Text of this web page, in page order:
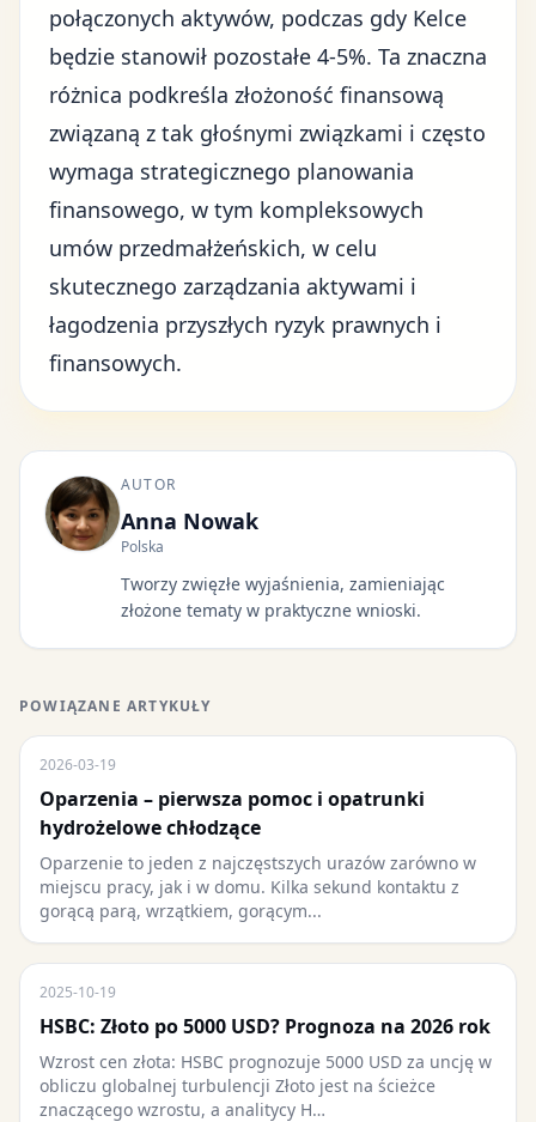
połączonych aktywów, podczas gdy Kelce
będzie stanowił pozostałe 4-5%. Ta znaczna
różnica podkreśla złożoność finansową
związaną z tak głośnymi związkami i często
wymaga strategicznego planowania
finansowego, w tym kompleksowych
umów przedmałżeńskich, w celu
skutecznego zarządzania aktywami i
łagodzenia przyszłych ryzyk prawnych i
finansowych.
AUTOR
Anna Nowak
Polska
Tworzy zwięzłe wyjaśnienia, zamieniając
złożone tematy w praktyczne wnioski.
POWIĄZANE ARTYKUŁY
2026-03-19
Oparzenia – pierwsza pomoc i opatrunki
hydrożelowe chłodzące
Oparzenie to jeden z najczęstszych urazów zarówno w
miejscu pracy, jak i w domu. Kilka sekund kontaktu z
gorącą parą, wrzątkiem, gorącym...
2025-10-19
HSBC: Złoto po 5000 USD? Prognoza na 2026 rok
Wzrost cen złota: HSBC prognozuje 5000 USD za uncję w
obliczu globalnej turbulencji Złoto jest na ścieżce
znaczącego wzrostu, a analitycy H…